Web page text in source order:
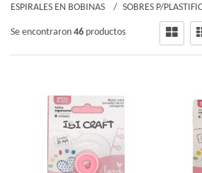
ESPIRALES EN BOBINAS
SOBRES P/
Se encontraron 46 productos